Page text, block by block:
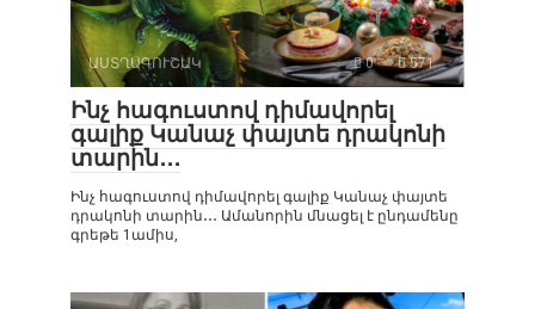
ԱՍՏՂԱԳՈՒՇԱԿ 0 571
Ինչ հագուստով դիմավորել
գալիք Կանաչ փայտե դրակոնի
տարին․․․
Ինչ հագուստով դիմավորել գալիք Կանաչ փայտե
դրակոնի տարին․․․ Ամանորին մնացել է ընդամենը
գրեթե 1ամիս,